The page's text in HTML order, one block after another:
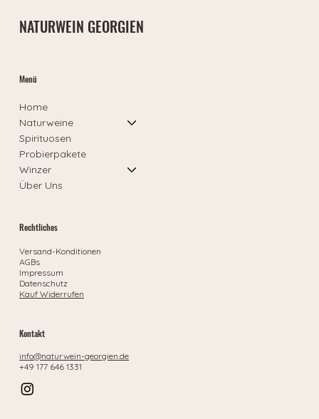
NATURWEIN GEORGIEN
Home
Naturweine
Spirituosen
Probierpakete
Winzer
Über Uns
Menü
Rechtliches
Versand-Konditionen
AGBs
Impressum
Datenschutz
Kauf Widerrufen
Kontakt
info@naturwein-georgien.de
+49 177 646 1331